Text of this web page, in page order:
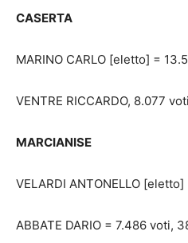
CASERTA
MARINO CARLO [eletto] =
VENTRE RICCARDO, 8.077
MARCIANISE
VELARDI ANTONELLO
ABBATE DARIO = 7.486 voti,